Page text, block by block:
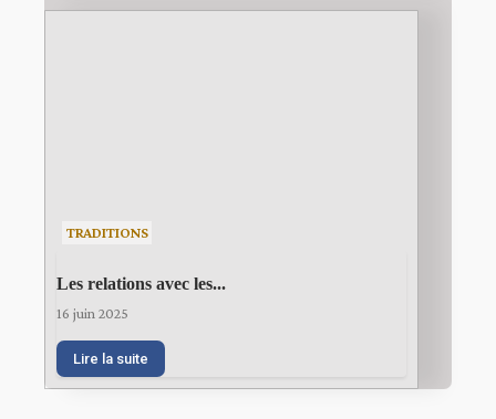
TRADITIONS
Les relations avec les...
16 juin 2025
Lire la suite